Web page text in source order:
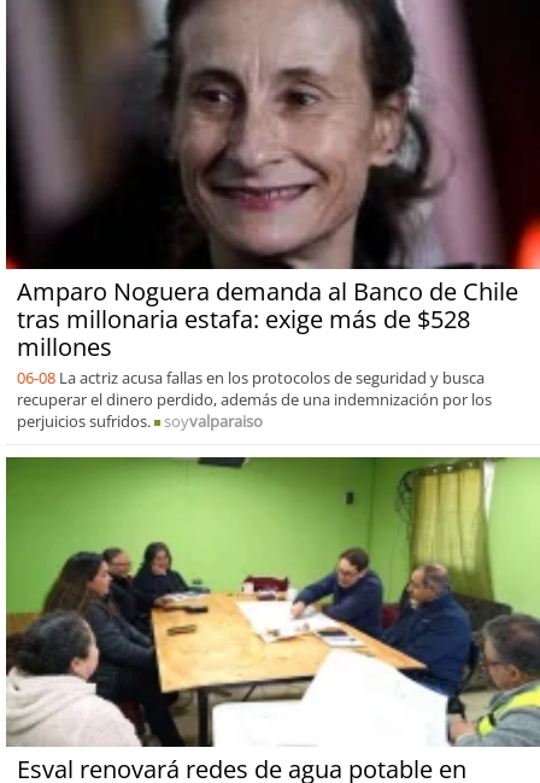
Amparo Noguera demanda al Banco de Chile
tras millonaria estafa: exige más de $528
millones
06-08 La actriz acusa fallas en los protocolos de seguridad y busca
recuperar el dinero perdido, además de una indemnización por los
perjuicios sufridos.
soyvalparaiso
Esval renovará redes de agua potable en